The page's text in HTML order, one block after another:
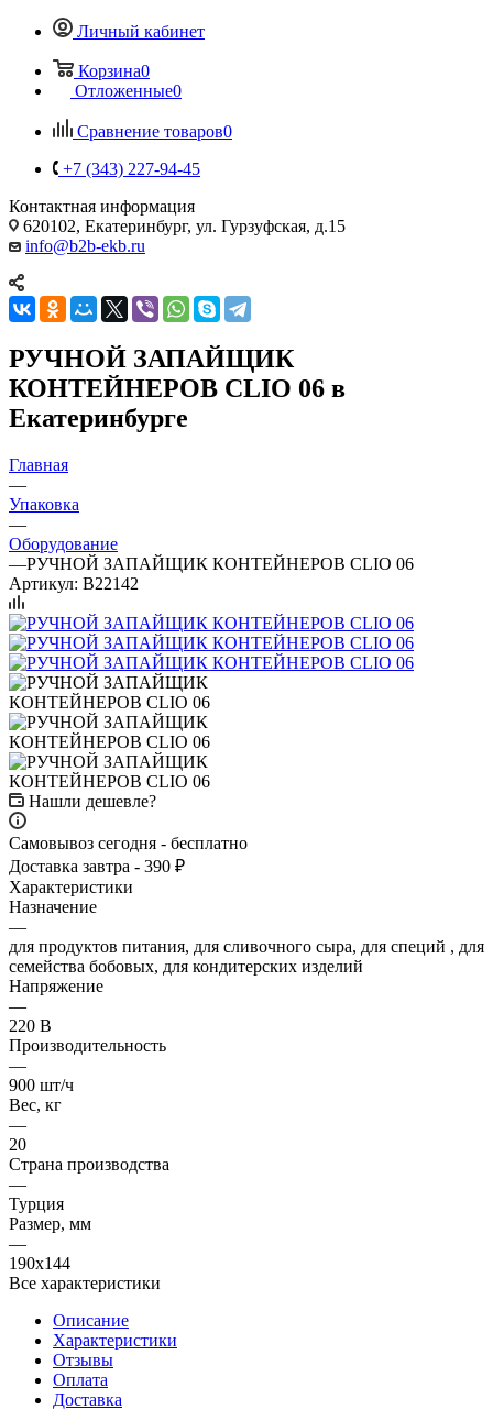
Личный кабинет
Корзина0
Отложенные0
Сравнение товаров0
+7 (343) 227-94-45
Контактная информация
620102, Екатеринбург, ул. Гурзуфская, д.15
info@b2b-ekb.ru
РУЧНОЙ ЗАПАЙЩИК
КОНТЕЙНЕРОВ CLIO 06 в
Екатеринбурге
Главная
—
Упаковка
—
Оборудование
—РУЧНОЙ ЗАПАЙЩИК КОНТЕЙНЕРОВ CLIO 06
Артикул: B22142
Нашли дешевле?
Самовывоз сегодня - бесплатно
Доставка завтра - 390 ₽
Характеристики
Назначение
—
для продуктов питания, для сливочного сыра, для специй , для
семейства бобовых, для кондитерских изделий
Напряжение
—
220 В
Производительность
—
900 шт/ч
Вес, кг
—
20
Страна производства
—
Турция
Размер, мм
—
190х144
Все характеристики
Описание
Характеристики
Отзывы
Оплата
Доставка